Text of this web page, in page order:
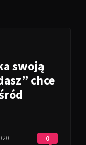
swoją
chce
0